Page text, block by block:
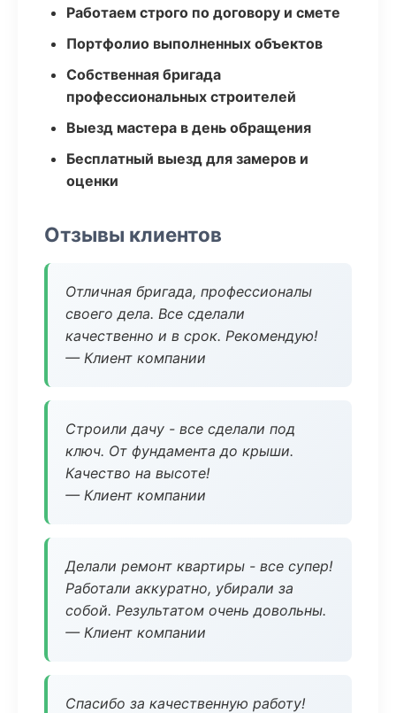
Работаем строго по договору и смете
Портфолио выполненных объектов
Собственная бригада
профессиональных строителей
Выезд мастера в день обращения
Бесплатный выезд для замеров и
оценки
Отзывы клиентов
Отличная бригада, профессионалы
своего дела. Все сделали
качественно и в срок. Рекомендую!
— Клиент компании
Строили дачу - все сделали под
ключ. От фундамента до крыши.
Качество на высоте!
— Клиент компании
Делали ремонт квартиры - все супер!
Работали аккуратно, убирали за
собой. Результатом очень довольны.
— Клиент компании
Спасибо за качественную работу!